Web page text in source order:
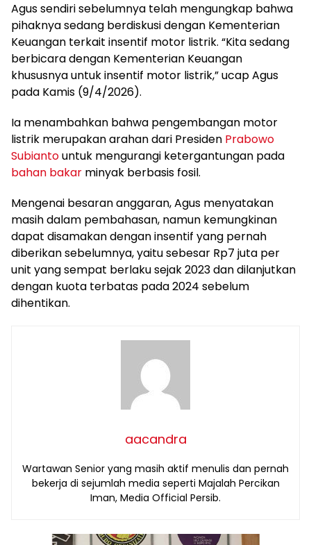
Agus sendiri sebelumnya telah mengungkap bahwa
pihaknya sedang berdiskusi dengan Kementerian
Keuangan terkait insentif motor listrik. “Kita sedang
berbicara dengan Kementerian Keuangan
khususnya untuk insentif motor listrik,” ucap Agus
pada Kamis (9/4/2026).
Ia menambahkan bahwa pengembangan motor
listrik merupakan arahan dari Presiden Prabowo
Subiantountuk mengurangi ketergantungan pada
bahan bakar minyak berbasis fosil.
Mengenai besaran anggaran, Agus menyatakan
masih dalam pembahasan, namun kemungkinan
dapat disamakan dengan insentif yang pernah
diberikan sebelumnya, yaitu sebesar Rp7 juta per
unit yang sempat berlaku sejak 2023 dan dilanjutkan
dengan kuota terbatas pada 2024 sebelum
dihentikan.
aacandra
Wartawan Senior yang masih aktif menulis dan pernah
bekerja di sejumlah media seperti Majalah Percikan
Iman, Media Official Persib.